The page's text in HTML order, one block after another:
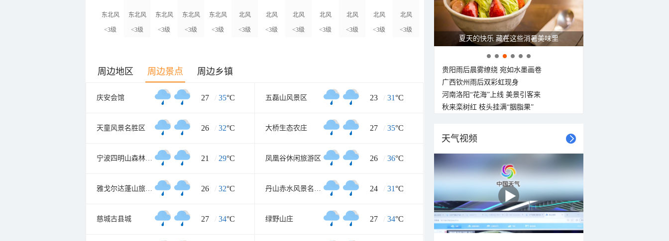
东北风
<3级
东北风
<3级
东北风
<3级
东北风
<3级
东北风
<3级
北风
<3级
北风
<3级
北风
<3级
北风
<3级
北风
<3级
北风
<3级
北风
<3级
周边地区 周边景点 周边乡镇
庆安会馆 27 / 35°C 五磊山风景区 23 / 31°C
天童风景名胜区 26 / 32°C 大桥生态农庄 27 / 35°C
宁波四明山森林公园 21 / 29°C 凤凰谷休闲旅游区 26 / 36°C
雅戈尔达蓬山旅游度假区 26 / 32°C 丹山赤水风景名胜区 24 / 31°C
慈城古县城 27 / 34°C 绿野山庄 27 / 34°C
夏天的快乐 藏在这些消暑美味里
贵阳雨后晨雾缭绕 宛如水墨画卷
广西钦州雨后双彩虹现身
河南洛阳“花海”上线 美景引客来
秋来栾树红 枝头挂满“胭脂果”
天气视频